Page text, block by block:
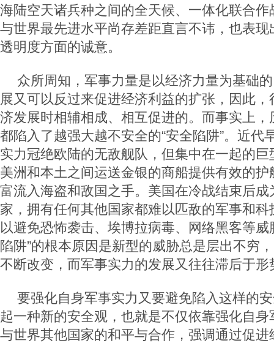
海陆空天诸兵种之间的全天候、一体化联合
与世界最先进水平尚存差距直言不讳，也表
透明度方面的诚意。
众所周知，军事力量是以经济力量为基础
展又可以反过来促进经济利益的扩张，因此
济发展时相辅相成、相互促进的。而事实上
都陷入了越强大越不安全的“安全陷阱”。近代
实力冠绝欧陆的无敌舰队，但集中在一起的
美洲和本土之间运送金银的商船提供有效的
富流入海盗和敌国之手。美国在冷战结束后
家，拥有任何其他国家都难以匹敌的军事和
以避免恐怖袭击、埃博拉病毒、网络黑客等威
陷阱”的根本原因是新型的威胁总是层出不穷
不断改变，而军事实力的发展又往往滞后于形
要强化自身军事实力又要避免陷入这样的
起一种新的安全观，也就是不仅依靠强化自
与世界其他国家的和平与合作，强调通过促